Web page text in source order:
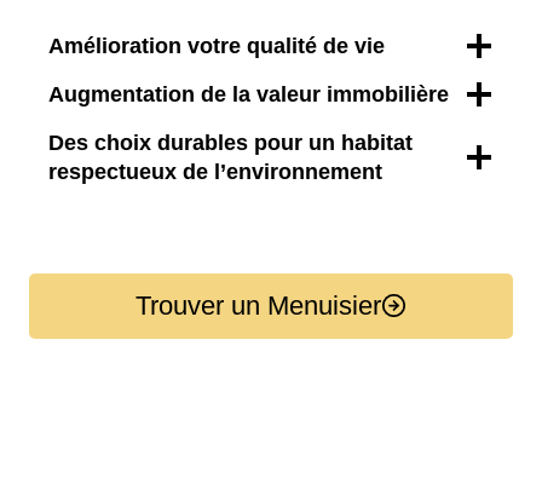
Amélioration votre qualité de vie
Augmentation de la valeur immobilière
Des choix durables pour un habitat
respectueux de l’environnement
Trouver un Menuisier